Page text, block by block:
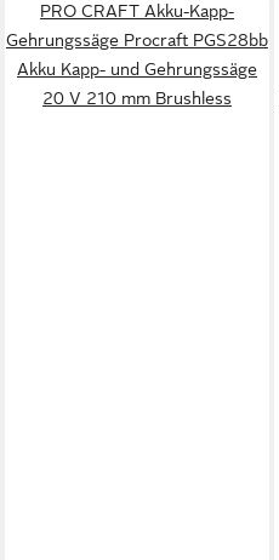
PRO CRAFT Akku-Kapp-
Gehrungssäge Procraft PGS28bb
Akku Kapp- und Gehrungssäge
20 V 210 mm Brushless